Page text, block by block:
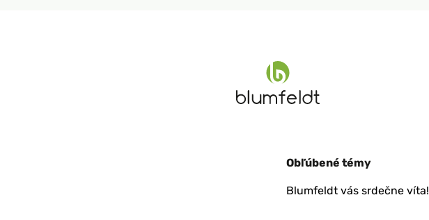
Obľúbené témy
Blumfeldt vás srdečne víta!